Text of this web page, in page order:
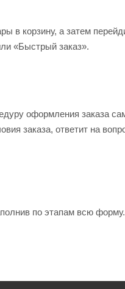
корзину, а затем
«Быстрый заказ».
оформления заказа
заказа, ответит на
по этапам всю форму.